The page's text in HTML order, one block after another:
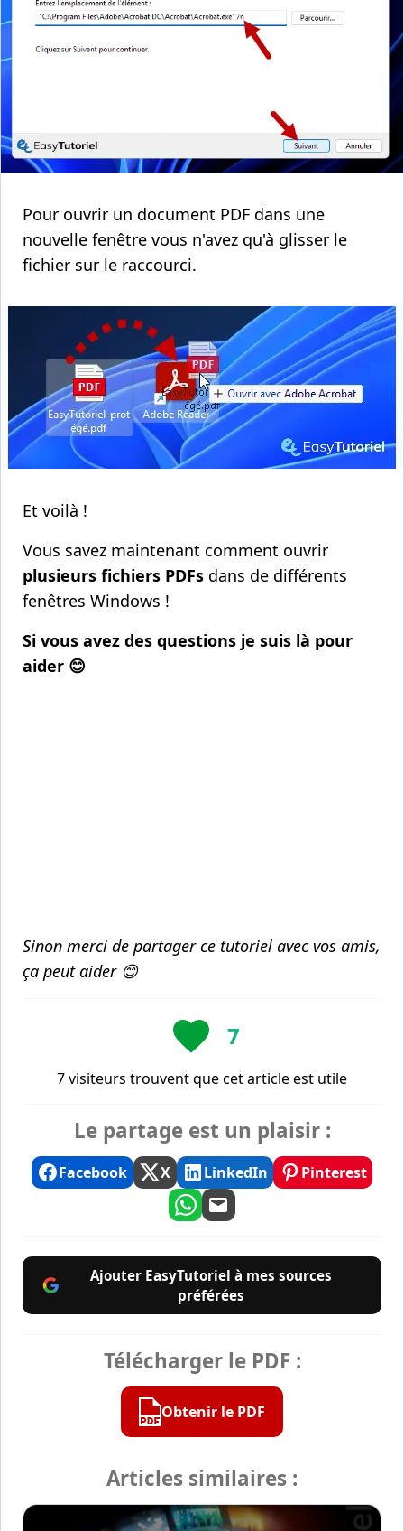
Pour ouvrir un document PDF dans une
nouvelle fenêtre vous n'avez qu'à glisser le
fichier sur le raccourci.
Et voilà !
Vous savez maintenant comment ouvrir
plusieurs fichiers PDFs dans de différents
fenêtres Windows !
Si vous avez des questions je suis là pour
aider 😊
Sinon merci de partager ce tutoriel avec vos amis,
ça peut aider 😊
7
7 visiteurs trouvent que cet article est utile
Le partage est un plaisir :
Facebook X LinkedIn Pinterest
Ajouter EasyTutoriel à mes sources
préférées
Télécharger le PDF :
Obtenir le PDF
Articles similaires :